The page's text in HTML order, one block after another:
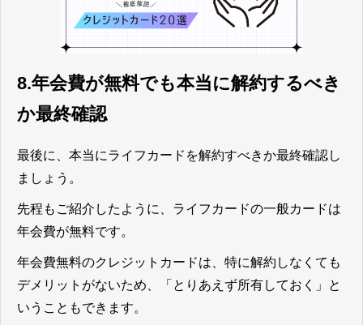
8.年会費が無料でも本当に解約するべき
か最終確認
最後に、本当にライフカードを解約すべきか最終確認し
ましょう。
先程もご紹介したように、ライフカードの一般カードは
年会費が無料です。
年会費無料のクレジットカードは、特に解約しなくても
デメリットがないため、「とりあえず所有しておく」と
いうこともできます。